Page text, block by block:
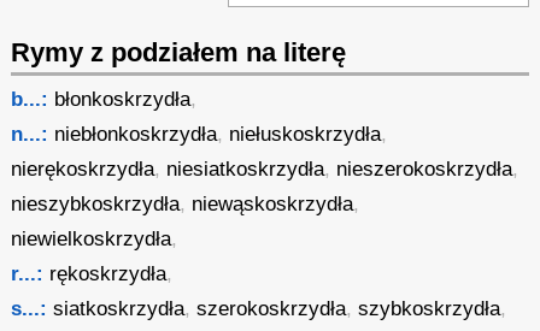
Rymy z podziałem na literę
b...: błonkoskrzydła,
n...: niebłonkoskrzydła, niełuskoskrzydła,
nierękoskrzydła, niesiatkoskrzydła, nieszerokoskrzydła,
nieszybkoskrzydła, niewąskoskrzydła,
niewielkoskrzydła,
r...: rękoskrzydła,
s...: siatkoskrzydła,szerokoskrzydła,szybkoskrzydła,